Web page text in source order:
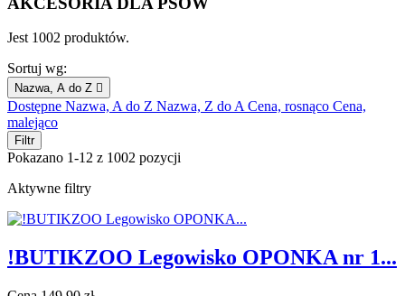
Jest 1002 produktów.
Sortuj wg:
Nazwa, A do Z 
Dostępne Nazwa, A do Z Nazwa, Z do A Cena, rosnąco Cena,
malejąco
Filtr
Pokazano 1-12 z 1002 pozycji
Aktywne filtry
!BUTIKZOO Legowisko OPONKA nr 1...